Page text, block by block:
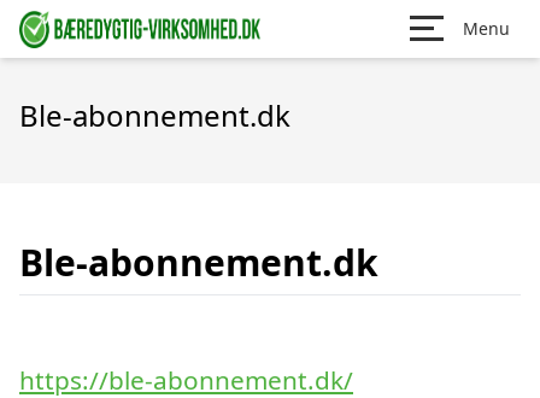
Menu
Ble-abonnement.dk
Ble-abonnement.dk
https://ble-abonnement.dk/